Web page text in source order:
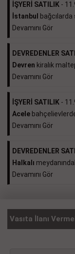
İŞYERİ SATILIK -
İstanbul
bağcılarda
Devamını Gör
DEVREDENLER
Devren kiralık
Devamını Gör
İŞYERİ SATILIK -
Acele
Devamını Gör
DEVREDENLER
Halkalı
Devamını Gör
Vasıta İlanı